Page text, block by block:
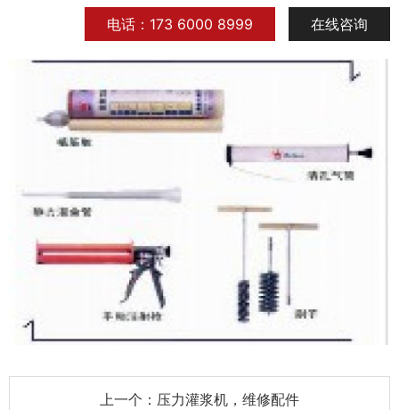
在线咨询
电话：173 6000 8999
上一个：压力灌浆机，维修配件